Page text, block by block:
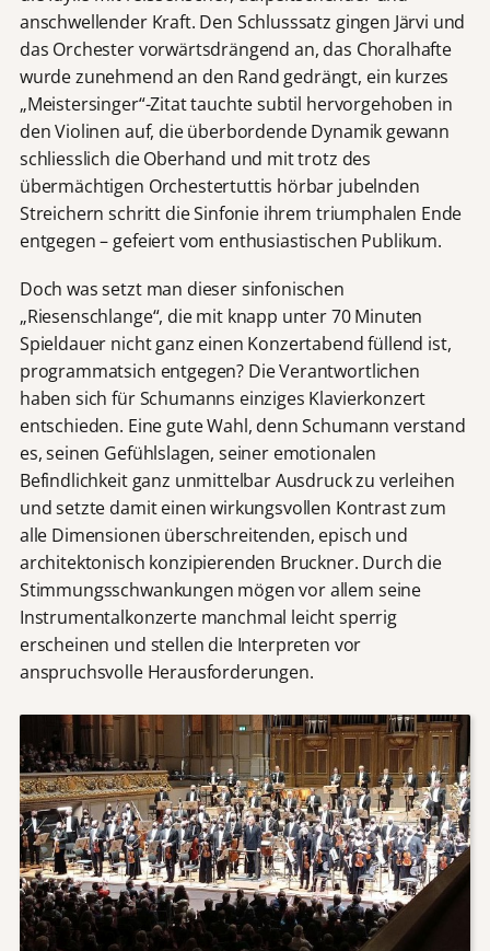
anschwellender Kraft. Den Schlusssatz gingen Järvi und
das Orchester vorwärtsdrängend an, das Choralhafte
wurde zunehmend an den Rand gedrängt, ein kurzes
„Meistersinger“-Zitat tauchte subtil hervorgehoben in
den Violinen auf, die überbordende Dynamik gewann
schliesslich die Oberhand und mit trotz des
übermächtigen Orchestertuttis hörbar jubelnden
Streichern schritt die Sinfonie ihrem triumphalen Ende
entgegen – gefeiert vom enthusiastischen Publikum.
Doch was setzt man dieser sinfonischen
„Riesenschlange“, die mit knapp unter 70 Minuten
Spieldauer nicht ganz einen Konzertabend füllend ist,
programmatsich entgegen? Die Verantwortlichen
haben sich für Schumanns einziges Klavierkonzert
entschieden. Eine gute Wahl, denn Schumann verstand
es, seinen Gefühlslagen, seiner emotionalen
Befindlichkeit ganz unmittelbar Ausdruck zu verleihen
und setzte damit einen wirkungsvollen Kontrast zum
alle Dimensionen überschreitenden, episch und
architektonisch konzipierenden Bruckner. Durch die
Stimmungsschwankungen mögen vor allem seine
Instrumentalkonzerte manchmal leicht sperrig
erscheinen und stellen die Interpreten vor
anspruchsvolle Herausforderungen.